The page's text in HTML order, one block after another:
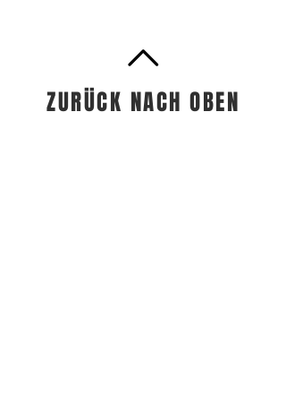
ZURÜCK NACH OBEN